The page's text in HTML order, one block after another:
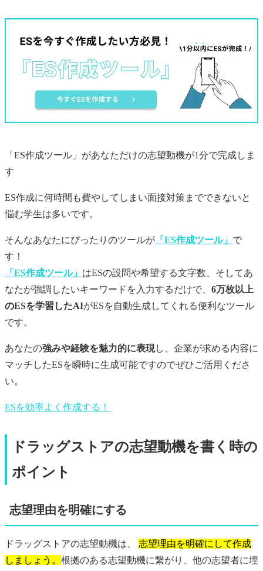
「ES作成ツール」があなただけの志望動機が1分で完成しま
す
ES作成に何時間も費やしてしまい面接対策までできないと
悩む学生は多いです。
そんなあなたにぴったりのツールが 「ES作成ツール」 で
す！
「ES作成ツール」 はESの設問や希望する文字数、そしてあ
なたが強調したいキーワードを入力するだけで、 6万枚以上
のESを学習したAIがESを自動生成してくれる便利なツール
です。
あなたの強みや経験を魅力的に表現し、企業が求める内容に
マッチしたESを瞬時に生成可能ですのでぜひご活用くださ
い。
ESを効率よく作成する！
ドラッグストアの志望動機を書く時の
ポイント
志望理由を明確にする
ドラッグストアの志望動機は、 志望理由を明確にして作成
しましょう。 根拠のある志望動機に繋がり、他の志望者に埋